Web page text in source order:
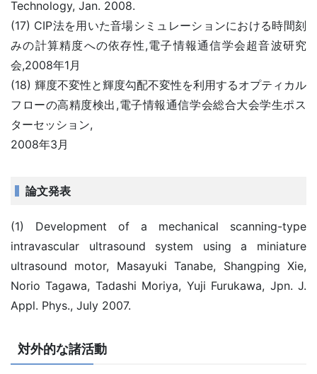
Technology, Jan. 2008.
(17) CIP法を用いた音場シミュレーションにおける時間刻
みの計算精度への依存性,電子情報通信学会超音波研究
会,2008年1月
(18) 輝度不変性と輝度勾配不変性を利用するオプティカル
フローの高精度検出,電子情報通信学会総合大会学生ポス
ターセッション,
2008年3月
論文発表
(1) Development of a mechanical scanning-type
intravascular ultrasound system using a miniature
ultrasound motor, Masayuki Tanabe, Shangping Xie,
Norio Tagawa, Tadashi Moriya, Yuji Furukawa, Jpn. J.
Appl. Phys., July 2007.
対外的な諸活動